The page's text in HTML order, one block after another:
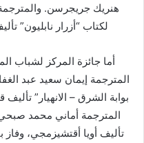
هنريك جريجرسن.
لكتاب “أزرار نابليون”
أما جائزة المركز لشباب
المترجمة إيمان سعيد عبد
بوابة الشرق – الانهيار”
المترجمة أماني محمد صبحي
تأليف أويا أقتشيزمجي، وفاز